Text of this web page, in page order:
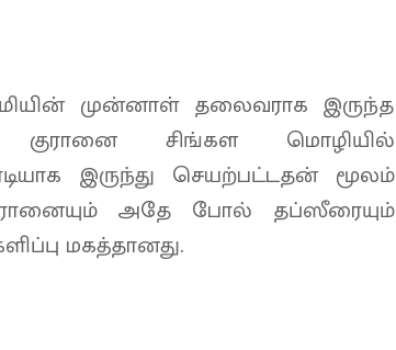
முன்னாள் தலைவராக இருந்த
சிங்கள மொழியில்
இருந்து செயற்பட்டதன் மூலம்
அதே போல் தப்ஸீரையும்
மகத்தானது.